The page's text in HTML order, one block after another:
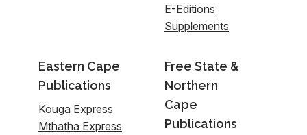
E-Editions
Supplements
Eastern Cape
Publications
Kouga Express
Mthatha Express
Free State &
Northern
Cape
Publications